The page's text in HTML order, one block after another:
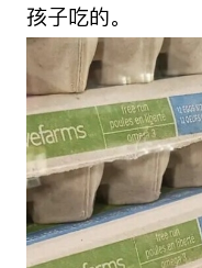
孩子吃的。